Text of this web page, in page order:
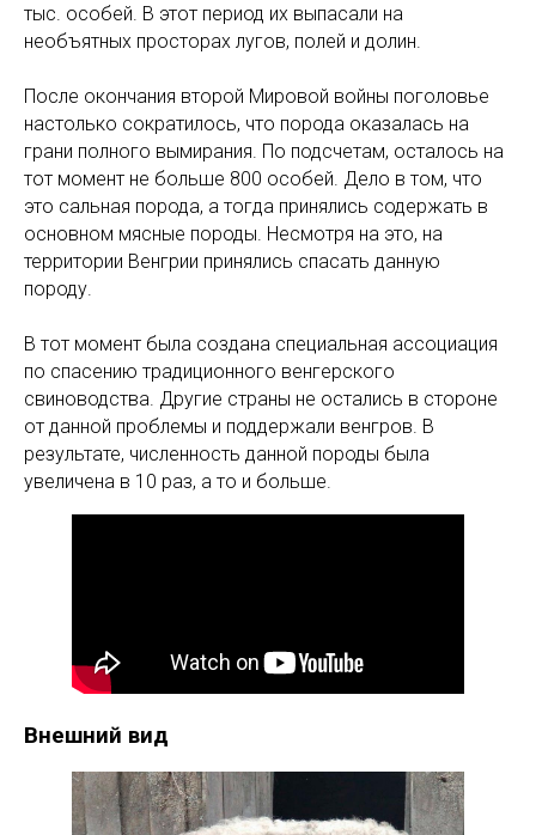
тыс. особей. В этот период их выпасали на
необъятных просторах лугов, полей и долин.
После окончания второй Мировой войны поголовье
настолько сократилось, что порода оказалась на
грани полного вымирания. По подсчетам, осталось на
тот момент не больше 800 особей. Дело в том, что
это сальная порода, а тогда принялись содержать в
основном мясные породы. Несмотря на это, на
территории Венгрии принялись спасать данную
породу.
В тот момент была создана специальная ассоциация
по спасению традиционного венгерского
свиноводства. Другие страны не остались в стороне
от данной проблемы и поддержали венгров. В
результате, численность данной породы была
увеличена в 10 раз, а то и больше.
Внешний вид